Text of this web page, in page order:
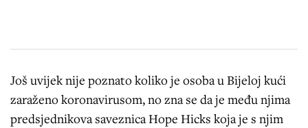
Još uvijek nije poznato koliko je osoba u Bijeloj kući
zaraženo koronavirusom, no zna se da je među njima
predsjednikova saveznica Hope Hicks koja je s njim